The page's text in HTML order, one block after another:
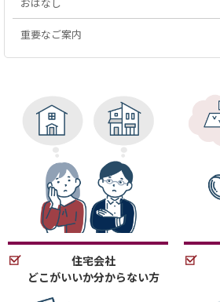
重要なご案内
住宅会社
どこがいいか分からない方